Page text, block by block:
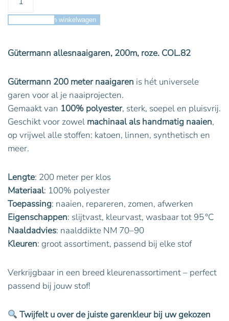
Toevoegen aan winkelwagen
Gütermann allesnaaigaren, 200m, roze. COL.82
Gütermann 200 meter naaigaren is hét universele
garen voor al je naaiprojecten.
Gemaakt van 100% polyester, sterk, soepel en pluisvrij.
Geschikt voor zowel machinaal als handmatig naaien,
op vrijwel alle stoffen: katoen, linnen, synthetisch en
meer.
Lengte: 200 meter per klos
Materiaal: 100% polyester
Toepassing: naaien, repareren, zomen, afwerken
Eigenschappen: slijtvast, kleurvast, wasbaar tot 95 °C
Naaldadvies: naalddikte NM 70–90
Kleuren: groot assortiment, passend bij elke stof
Verkrijgbaar in een breed kleurenassortiment – perfect
passend bij jouw stof!
Twijfelt u over de juiste garenkleur bij uw gekozen